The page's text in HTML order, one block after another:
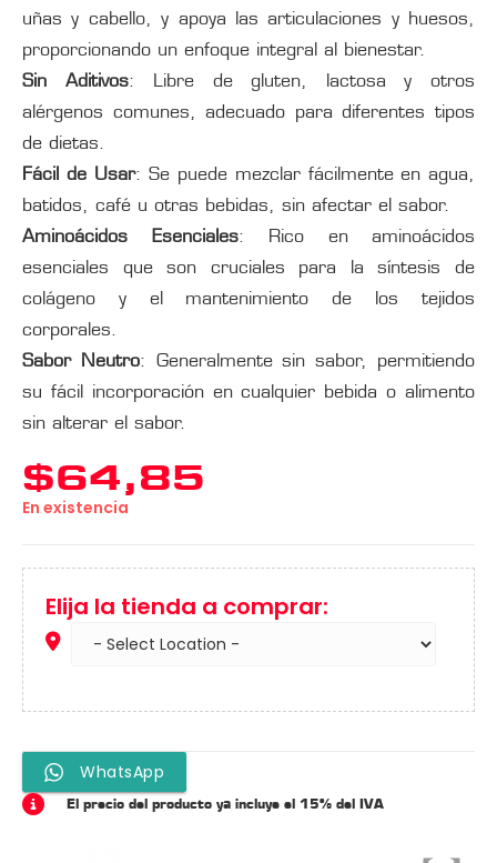
uñas y cabello, y apoya las articulaciones y huesos,
proporcionando un enfoque integral al bienestar.
Sin Aditivos: Libre de gluten, lactosa y otros
alérgenos comunes, adecuado para diferentes tipos
de dietas.
Fácil de Usar: Se puede mezclar fácilmente en agua,
batidos, café u otras bebidas, sin afectar el sabor.
Aminoácidos Esenciales: Rico en aminoácidos
esenciales que son cruciales para la síntesis de
colágeno y el mantenimiento de los tejidos
corporales.
Sabor Neutro: Generalmente sin sabor, permitiendo
su fácil incorporación en cualquier bebida o alimento
sin alterar el sabor.
$64,85
En existencia
Elija la tienda a comprar:
WhatsApp
El precio del producto ya incluye el 15% del IVA